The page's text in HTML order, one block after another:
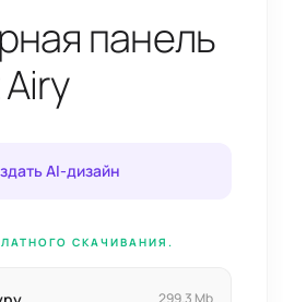
панель
AI-дизайн
СКАЧИВАНИЯ.
299.3 Mb